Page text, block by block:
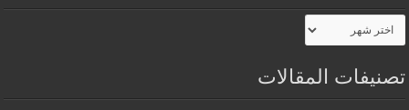
الأرشيف
تصنيفات المقالات